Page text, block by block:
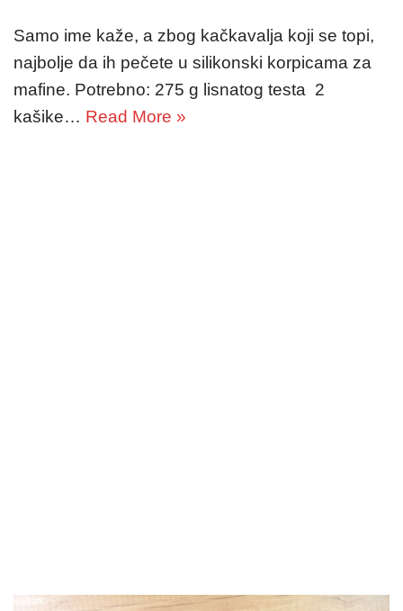
Samo ime kaže, a zbog kačkavalja koji se topi,
najbolje da ih pečete u silikonski korpicama za
mafine. Potrebno: 275 g lisnatog testa 2
kašike… Read More »